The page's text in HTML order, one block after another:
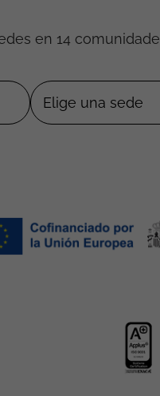
en 14